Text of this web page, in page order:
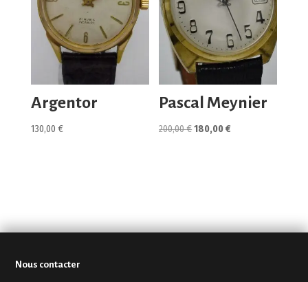
Argentor
130,00 €
Pascal Meynier
200,00€Le
180,00€
Nous contacter